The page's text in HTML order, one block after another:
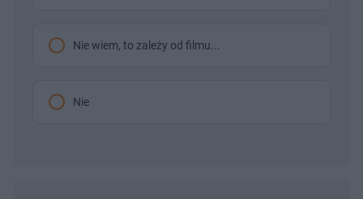
Nie wiem, to zależy od filmu...
Nie